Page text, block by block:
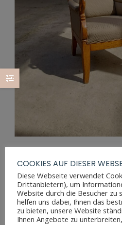
COOKIES AUF DIESER
Diese Webseite verwendet
Drittanbietern), um
Website durch die Besucher zu
helfen uns dabei, Ihnen das
zu bieten, unsere Website
Ihnen Angebote zu